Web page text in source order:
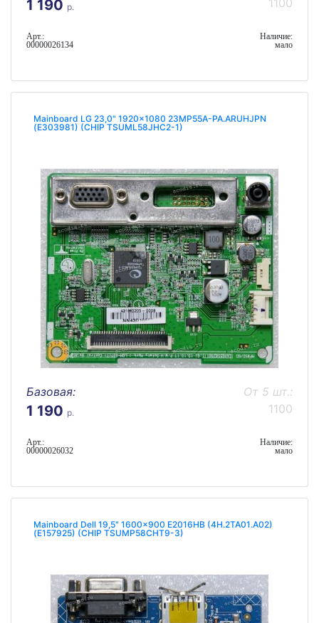
1 190 р. 1100
Арт.:
00000026134
Наличие:
мало
Mainboard LG 23,0" 1920x1080 23MP55A-PA.ARUHJPN
(E303981) (CHIP TSUML58JHC2-1)
Базовая:
1 190 р.
От 5 шт.:
1100
Арт.:
00000026032
Наличие:
мало
Mainboard Dell 19,5" 1600x900 E2016HB (4H.2TA01.A02)
(E157925) (CHIP TSUMP58CHT9-3)